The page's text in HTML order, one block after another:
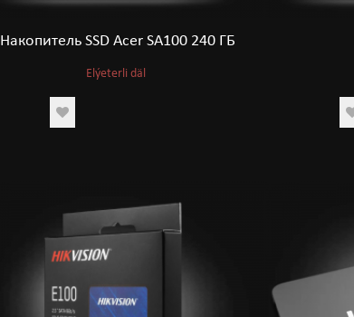
Накопитель SSD Acer SA100 240 ГБ
Elýeterli däl